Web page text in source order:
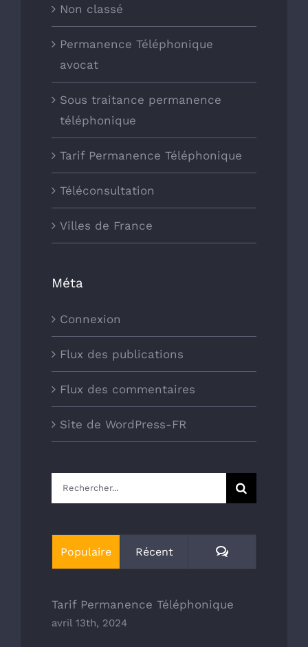
Non classé
Permanence Téléphonique
avocat
Sous traitance permanence
téléphonique
Tarif Permanence Téléphonique
Téléconsultation
Villes de France
Méta
Connexion
Flux des publications
Flux des commentaires
Site de WordPress-FR
Rechercher:
Populaire Récent Commentaires
Tarif Permanence Téléphonique
avril 13th, 2024